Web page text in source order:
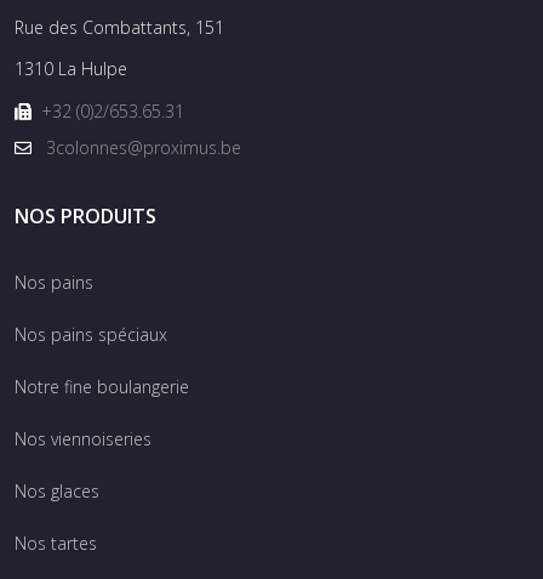
Rue des Combattants, 151
1310 La Hulpe
+32 (0)2/653.65.31
3colonnes@proximus.be
NOS PRODUITS
Nos pains
Nos pains spéciaux
Notre fine boulangerie
Nos viennoiseries
Nos glaces
Nos tartes